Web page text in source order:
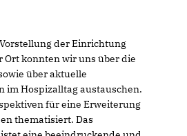
der Einrichtung
Ort konnten wir uns über die
über aktuelle
im Hospizalltag austauschen.
für eine Erweiterung
thematisiert. Das